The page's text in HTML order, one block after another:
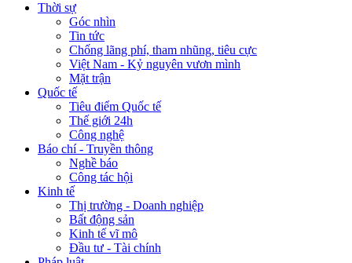
Thời sự
Góc nhìn
Tin tức
Chống lãng phí, tham nhũng, tiêu cực
Việt Nam - Kỷ nguyên vươn mình
Mặt trận
Quốc tế
Tiêu điểm Quốc tế
Thế giới 24h
Công nghệ
Báo chí - Truyền thông
Nghề báo
Công tác hội
Kinh tế
Thị trường - Doanh nghiệp
Bất động sản
Kinh tế vĩ mô
Đầu tư - Tài chính